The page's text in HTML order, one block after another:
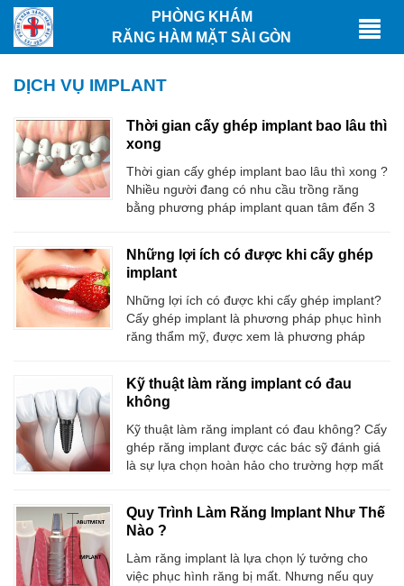
PHÒNG KHÁM
RĂNG HÀM MẶT SÀI GÒN
DỊCH VỤ IMPLANT
Thời gian cấy ghép implant bao lâu thì
xong
Thời gian cấy ghép implant bao lâu thì xong ?
Nhiều người đang có nhu cầu trồng răng
bằng phương pháp implant quan tâm đến 3
thời gian cấy ghép implant bao lâu ? Thực tế,
thời gian cấy ghép
Những lợi ích có được khi cấy ghép
implant
Những lợi ích có được khi cấy ghép implant?
Cấy ghép implant là phương pháp phục hình
răng thẩm mỹ, được xem là phương pháp
giúp phục hồi lại chức năng ăn nhai cho răng
đã mất mà còn mang lại nhiều lợi ích
Kỹ thuật làm răng implant có đau
không
Kỹ thuật làm răng implant có đau không? Cấy
ghép răng implant được các bác sỹ đánh giá
là sự lựa chọn hoàn hảo cho trường hợp mất
những thế tính thẩm mỹ cũng đảm bảo. Tuy
nhiên, rất nhiều người
Quy Trình Làm Răng Implant Như Thế
Nào ?
Làm răng implant là lựa chọn lý tưởng cho
việc phục hình răng bị mất. Nhưng nếu quy